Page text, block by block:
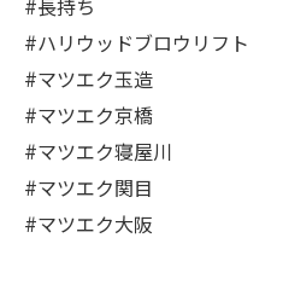
#長持ち
#ハリウッドブロウリフト
#マツエク玉造
#マツエク京橋
#マツエク寝屋川
#マツエク関目
#マツエク大阪